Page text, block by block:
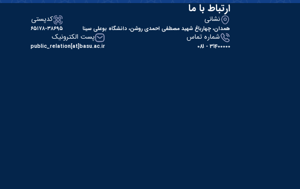
ارتباط با ما
نشانی
همدان، چهارباغ شهید مصطفی احمدی روشن، دانشگاه بوعلی سینا
کدپستی
۶۵۱۷۸-۳۸۶۹۵
شماره تماس
31400000 - 081
پست الکترونیک
public_relation[at]basu.ac.ir